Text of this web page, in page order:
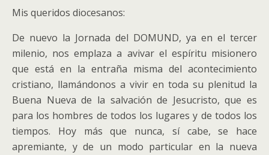
Mis queridos diocesanos:
De nuevo la Jornada del DOMUND, ya en el tercer
milenio, nos emplaza a avivar el espíritu misionero
que está en la entraña misma del acontecimiento
cristiano, llamándonos a vivir en toda su plenitud la
Buena Nueva de la salvación de Jesucristo, que es
para los hombres de todos los lugares y de todos los
tiempos. Hoy más que nunca, sí cabe, se hace
apremiante, y de un modo particular en la nueva